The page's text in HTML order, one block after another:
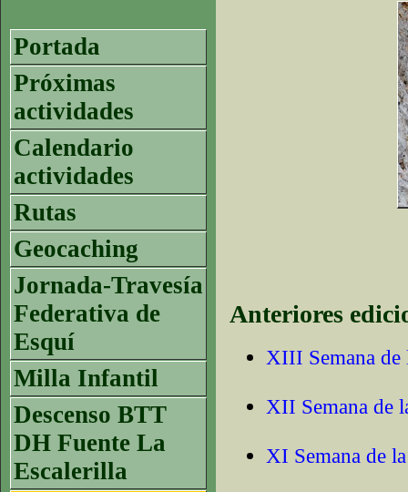
Portada
Próximas
actividades
Calendario
actividades
Rutas
Geocaching
Jornada-Travesía
Federativa de
Esquí
Milla Infantil
Descenso BTT
DH Fuente La
Escalerilla
Anteriores
XIII Semana de
XII Semana de
XI Semana de